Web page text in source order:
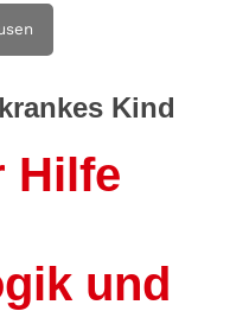
Kind
Hilfe
und